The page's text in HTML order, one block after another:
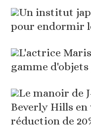
Un institut
pour endormir
L'actrice
gamme
Le manoir de
Beverly Hills en
réduction de